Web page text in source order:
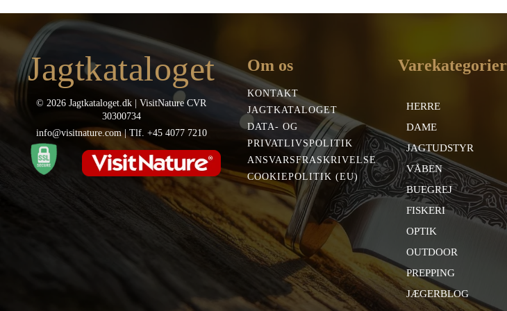
Jagtkataloget
© 2026 Jagtkataloget.dk | VisitNature CVR
30300734
info@visitnature.com | Tlf. +45 4077 7210
Om os
KONTAKT
JAGTKATALOGET
DATA- OG
PRIVATLIVSPOLITIK
ANSVARSFRASKRIVELSE
COOKIEPOLITIK (EU)
Varekategorier
HERRE
DAME
JAGTUDSTYR
VÅBEN
BUEGREJ
FISKERI
OPTIK
OUTDOOR
PREPPING
JÆGERBLOG